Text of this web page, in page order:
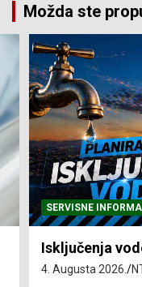
Možda ste
SERVISNE
Isključenja
4. Augusta 2026.